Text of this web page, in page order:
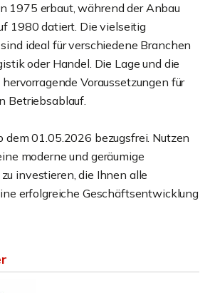
1975 erbaut, während der Anbau
1980 datiert. Die vielseitig
ideal für verschiedene Branchen
oder Handel. Die Lage und die
Voraussetzungen für
Betriebsablauf.
dem 01.05.2026 bezugsfrei. Nutzen
moderne und geräumige
investieren, die Ihnen alle
erfolgreiche Geschäftsentwicklung